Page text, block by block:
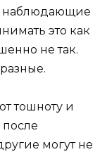
наблюдающие
это как
не так.
тошноту и
могут не